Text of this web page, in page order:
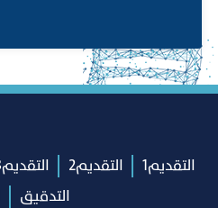
التقديم1 التقديم2 التقديم3
التدقيق